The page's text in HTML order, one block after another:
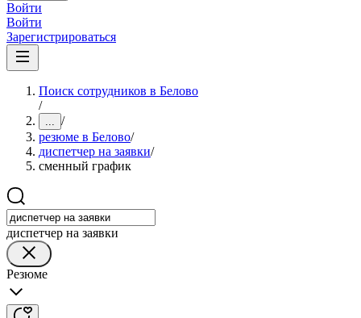
Войти
Войти
Зарегистрироваться
Поиск сотрудников в Белово
/
... /
резюме в Белово/
диспетчер на заявки/
сменный график
диспетчер на заявки
Резюме